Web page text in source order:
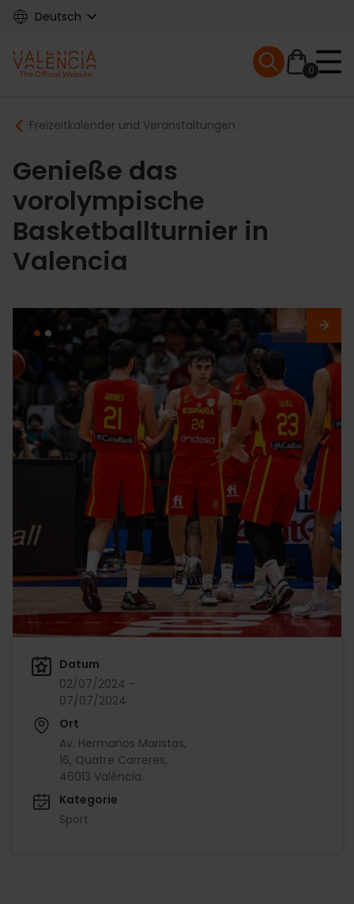
Skip
content
Deutsch
Main
navigation
0
Mobile menu
Breadcrumb
Freizeitkalender und Veranstaltungen
Genieße das
vorolympische
Basketballturnier in
Valencia
Datum
02/07/2024 -
07/07/2024
Ort
Av. Hermanos Maristas,
16, Quatre Carreres,
46013 València.
Kategorie
Sport